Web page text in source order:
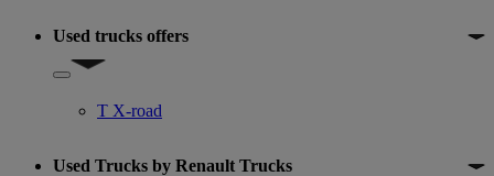
Used trucks offers
Show submenu for Used trucks offers
T X-road
Used Trucks by Renault Trucks